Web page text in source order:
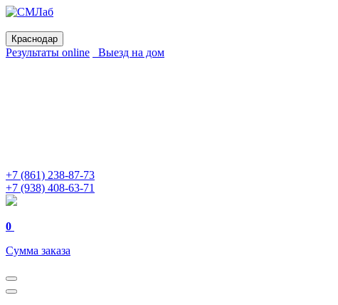
Краснодар
Результаты online Выезд на дом
+7 (861) 238-87-73
+7 (938) 408-63-71
0
Сумма заказа